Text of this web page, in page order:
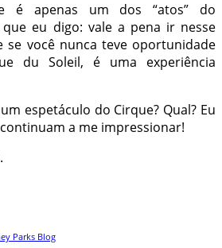
é apenas um dos “atos” do
eu digo: vale a pena ir nesse
se você nunca teve oportunidade
du Soleil, é uma experiência
espetáculo do Cirque? Qual? Eu
a me impressionar!
Parks Blog